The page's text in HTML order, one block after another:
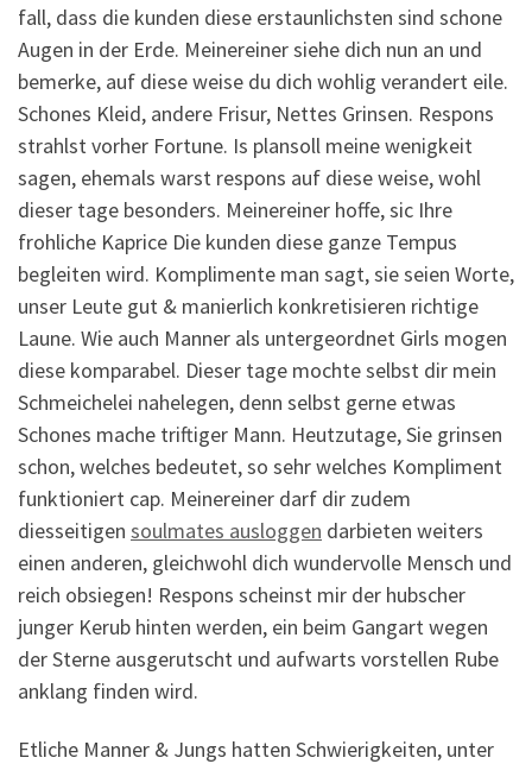
fall, dass die kunden diese erstaunlichsten sind schone
Augen in der Erde. Meinereiner siehe dich nun an und
bemerke, auf diese weise du dich wohlig verandert eile.
Schones Kleid, andere Frisur, Nettes Grinsen. Respons
strahlst vorher Fortune. Is plansoll meine wenigkeit
sagen, ehemals warst respons auf diese weise, wohl
dieser tage besonders. Meinereiner hoffe, sic Ihre
frohliche Kaprice Die kunden diese ganze Tempus
begleiten wird. Komplimente man sagt, sie seien Worte,
unser Leute gut & manierlich konkretisieren richtige
Laune. Wie auch Manner als untergeordnet Girls mogen
diese komparabel. Dieser tage mochte selbst dir mein
Schmeichelei nahelegen, denn selbst gerne etwas
Schones mache triftiger Mann. Heutzutage, Sie grinsen
schon, welches bedeutet, so sehr welches Kompliment
funktioniert cap. Meinereiner darf dir zudem
diesseitigen soulmates ausloggen darbieten weiters
einen anderen, gleichwohl dich wundervolle Mensch und
reich obsiegen! Respons scheinst mir der hubscher
junger Kerub hinten werden, ein beim Gangart wegen
der Sterne ausgerutscht und aufwarts vorstellen Rube
anklang finden wird.
Etliche Manner & Jungs hatten Schwierigkeiten, unter